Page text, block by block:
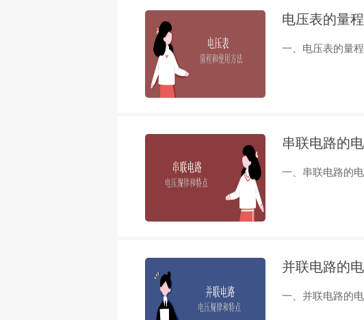
电压表的量
一、电压表的量
串联电路的
一、串联电路的
并联电路的
一、并联电路的